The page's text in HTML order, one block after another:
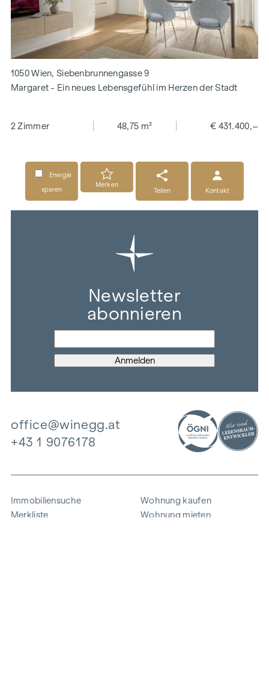
1050 Wien, Siebenbrunnengasse 9
Margaret - Ein neues Lebensgefühl im Herzen der Stadt
2 Zimmer 48,75 m² € 431.400,–
Energie
sparen
Merken
Teilen
Kontakt
Newsletter
abonnieren
office@winegg.at
+43 1 9076178
Immobiliensuche
Merkliste
Wohnung kaufen
Wohnung mieten